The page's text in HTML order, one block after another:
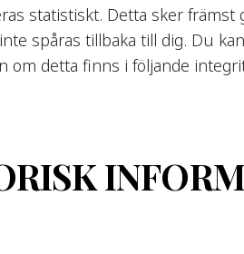
statistiskt. Detta sker främst
spåras tillbaka till dig. Du
detta finns i följande